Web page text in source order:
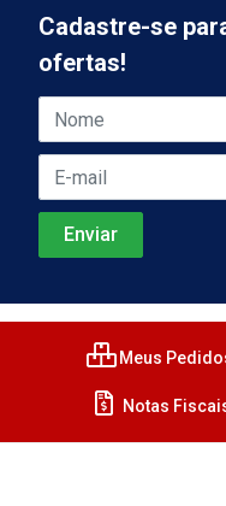
Cadastre-se
ofertas!
Meus
Notas